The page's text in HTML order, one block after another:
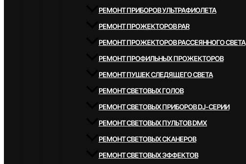
РЕМОНТ ПРИБОРОВ УЛЬТРАФИОЛЕТА
РЕМОНТ ПРОЖЕКТОРОВ PAR
РЕМОНТ ПРОЖЕКТОРОВ РАССЕЯННОГО СВЕТА
РЕМОНТ ПРОФИЛЬНЫХ ПРОЖЕКТОРОВ
РЕМОНТ ПУШЕК СЛЕДЯЩЕГО СВЕТА
РЕМОНТ СВЕТОВЫХ ГОЛОВ
РЕМОНТ СВЕТОВЫХ ПРИБОРОВ DJ-СЕРИИ
РЕМОНТ СВЕТОВЫХ ПУЛЬТОВ DMX
РЕМОНТ СВЕТОВЫХ СКАНЕРОВ
РЕМОНТ СВЕТОВЫХ ЭФФЕКТОВ